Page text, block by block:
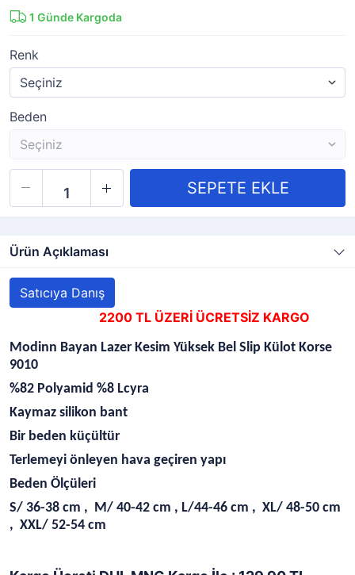
1 Günde Kargoda
Renk
Beden
Ürün Açıklaması
Satıcıya Danış
2200 TL ÜZERİ ÜCRETSİZ KARGO
Modinn Bayan Lazer Kesim Yüksek Bel Slip Külot Korse
9010
%82 Polyamid %8 Lcyra
Kaymaz silikon bant
Bir beden küçültür
Terlemeyi önleyen hava geçiren yapı
Beden Ölçüleri
S/ 36-38 cm , M/ 40-42 cm , L/44-46 cm , XL/ 48-50 cm
, XXL/ 52-54 cm